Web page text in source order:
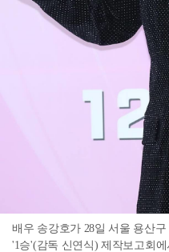
배우 송강호가 28일 서울 용산
'1승'(감독 신연식) 제작보고회